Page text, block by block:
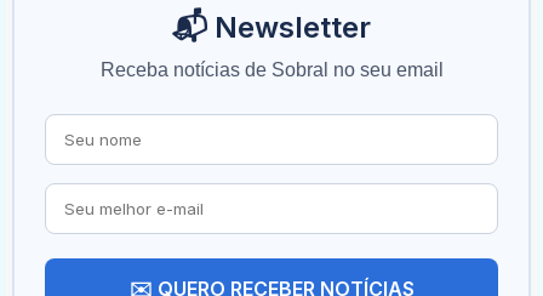
📬 Newsletter
Receba notícias de Sobral no seu email
✉️ QUERO RECEBER NOTÍCIAS